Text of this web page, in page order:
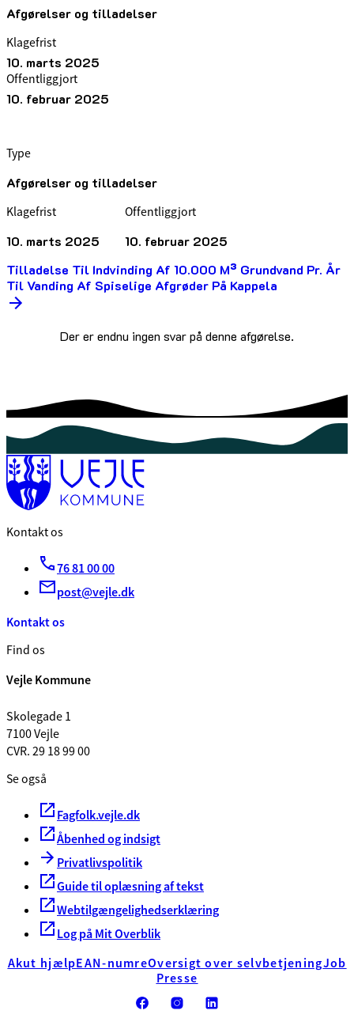
Afgørelser og tilladelser
Klagefrist
10. marts 2025
Offentliggjort
10. februar 2025
Type
Afgørelser og tilladelser
Klagefrist
10. marts 2025
Offentliggjort
10. februar 2025
Tilladelse Til Indvinding Af 10.000 M³ Grundvand Pr. År
Til Vanding Af Spiselige Afgrøder På Kappela
Der er endnu ingen svar på denne afgørelse.
Kontakt os
76 81 00 00
post@vejle.dk
Kontakt os
Find os
Vejle Kommune
Skolegade 1
7100 Vejle
CVR. 29 18 99 00
Se også
Fagfolk.vejle.dk
Åbenhed og indsigt
Privatlivspolitik
Guide til oplæsning af tekst
Webtilgængelighedserklæring
Log på Mit Overblik
Akut hjælpEAN-numreOversigt over selvbetjeningJob
Presse